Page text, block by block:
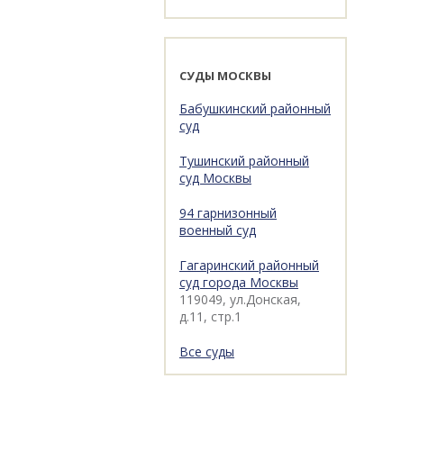
СУДЫ МОСКВЫ
Бабушкинский районный
суд
Тушинский районный
суд Москвы
94 гарнизонный
военный суд
Гагаринский районный
суд города Москвы
119049, ул.Донская,
д.11, стр.1
Все суды